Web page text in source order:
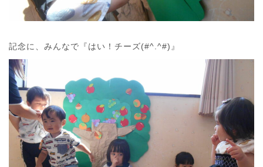
記念に、みんなで『はい！チーズ(#^.^#)』